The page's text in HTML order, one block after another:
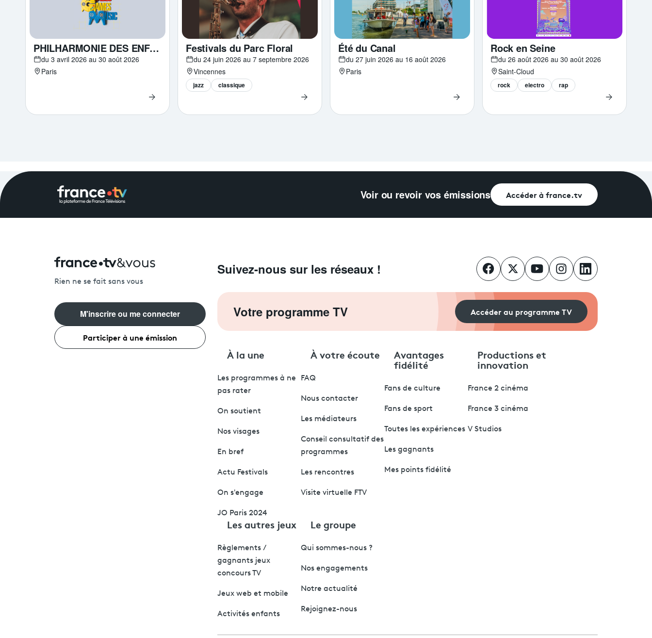
PHILHARMONIE DES ENFANTS – Le son des pixels
du 3 avril 2026 au 30 août 2026
Paris
Festivals du Parc Floral
du 24 juin 2026 au 7 septembre 2026
Vincennes
jazz classique
Été du Canal
du 27 juin 2026 au 16 août 2026
Paris
Rock en Seine
du 26 août 2026 au 30 août 2026
Saint-Cloud
rock electro rap
Voir ou revoir vos émissions Accéder à france.tv
Rien ne se fait sans vous
M'inscrire ou me connecter
Participer à une émission
Suivez-nous sur les réseaux !
Votre programme TV Accéder au programme TV
À la une
Les programmes à ne
pas rater
On soutient
Nos visages
En bref
Actu Festivals
On s'engage
JO Paris 2024
À votre écoute
FAQ
Nous contacter
Les médiateurs
Conseil consultatif des
programmes
Les rencontres
Visite virtuelle FTV
Avantages
fidélité
Fans de culture
Fans de sport
Toutes les expériences
Les gagnants
Mes points fidélité
Productions et
innovation
France 2 cinéma
France 3 cinéma
V Studios
Les autres jeux
Règlements /
gagnants jeux
concours TV
Jeux web et mobile
Activités enfants
Le groupe
Qui sommes-nous ?
Nos engagements
Notre actualité
Rejoignez-nous